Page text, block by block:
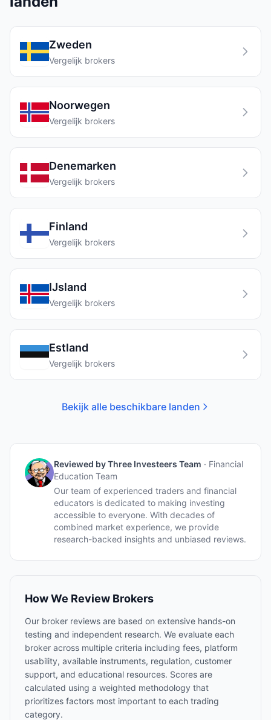
Zweden
Vergelijk brokers
Noorwegen
Vergelijk brokers
Denemarken
Vergelijk brokers
Finland
Vergelijk brokers
IJsland
Vergelijk brokers
Estland
Vergelijk brokers
Bekijk alle beschikbare landen
Reviewed byThree Investeers Team · Financial
Education Team
Our team of experienced traders and financial
educators is dedicated to making investing
accessible to everyone. With decades of
combined market experience, we provide
research-backed insights and unbiased reviews.
How We Review Brokers
Our broker reviews are based on extensive hands-on
testing and independent research. We evaluate each
broker across multiple criteria including fees, platform
usability, available instruments, regulation, customer
support, and educational resources. Scores are
calculated using a weighted methodology that
prioritizes factors most important to each trading
category.